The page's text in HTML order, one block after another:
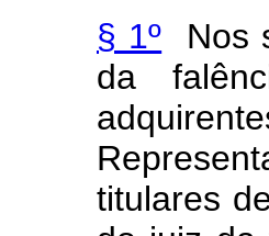
§ 1º Nos
da
titulares